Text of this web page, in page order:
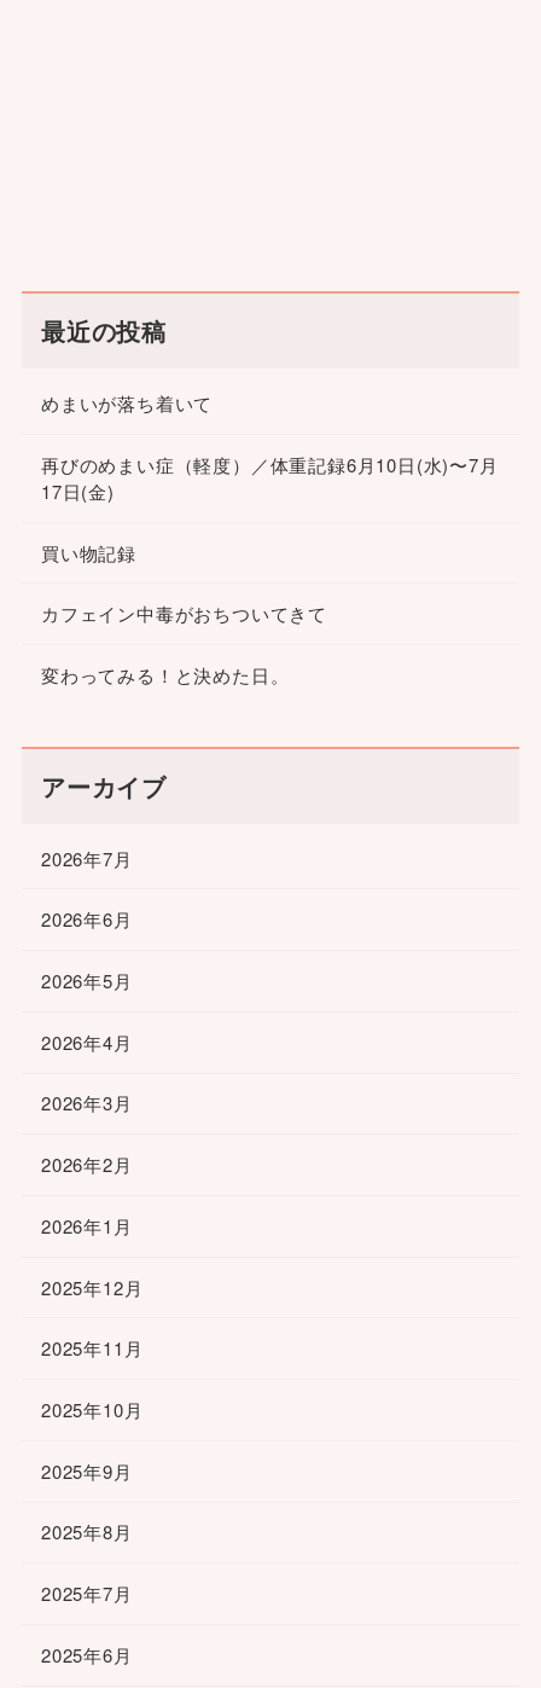
最近の投稿
めまいが落ち着いて
再びのめまい症（軽度）／体重記録6月10日(水)〜7月
17日(金)
買い物記録
カフェイン中毒がおちついてきて
変わってみる！と決めた日。
アーカイブ
2026年7月
2026年6月
2026年5月
2026年4月
2026年3月
2026年2月
2026年1月
2025年12月
2025年11月
2025年10月
2025年9月
2025年8月
2025年7月
2025年6月